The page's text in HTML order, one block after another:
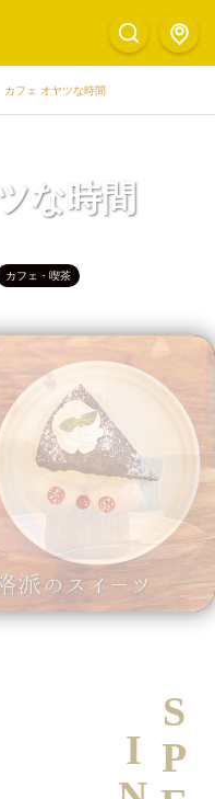
カフェ オヤツな時間
な時間
カフェ・喫茶